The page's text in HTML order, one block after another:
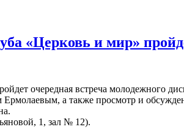
«Церковь и мир»
очередная встреча молодежного
а также просмотр и
1, зал № 12).